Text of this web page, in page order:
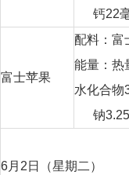
钙22
富士苹果
配料：富
能量：热
水化合物
钠3.25
6月2日（星期二）